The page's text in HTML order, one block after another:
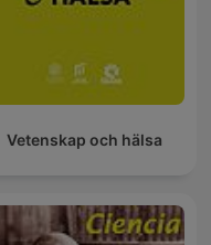
Vetenskap och hälsa